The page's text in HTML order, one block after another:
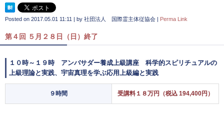
Posted on 2017.05.01 11:11 | by 社団法人 国際霊主体従協会 | Perma Link
第４回 ５月２８日（日）終了
１０時～１９時 アンバサダー養成上級講座 科学的スピリチュアルの
上級理論と実践、宇宙真理を学ぶ応用上級編と実践
９時間 受講料１８万円（税込 194,400円）